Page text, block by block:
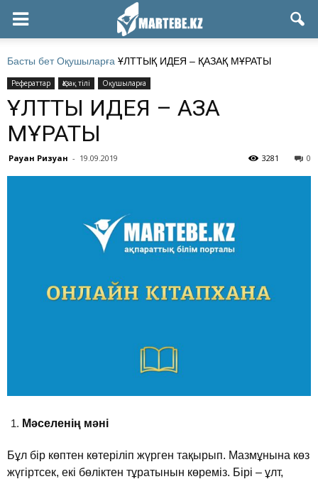
Басты бет Оқушыларға ҰЛТТЫҚ ИДЕЯ – ҚАЗАҚ МҰРАТЫ
Рефераттар Қазақ тілі Оқушыларға
ҰЛТТЫҚ ИДЕЯ – ҚАЗАҚ
МҰРАТЫ
Рауан Ризуан - 19.09.2019 0
3281
Мәселенiң мәнi
Бұл бiр көптен көтерiлiп жүрген тақырып. Мазмұнына көз
жүгiртсек, екi бөлiктен тұратынын көремiз. Бiрi – ұлт,